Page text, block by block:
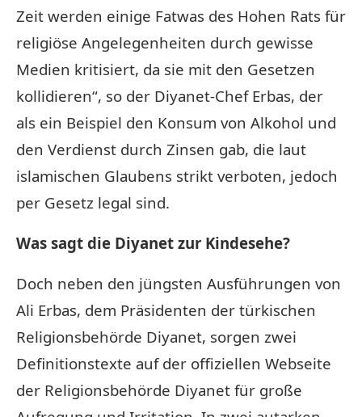
Zeit werden einige Fatwas des Hohen Rats für
religiöse Angelegenheiten durch gewisse
Medien kritisiert, da sie mit den Gesetzen
kollidieren“, so der Diyanet-Chef Erbas, der
als ein Beispiel den Konsum von Alkohol und
den Verdienst durch Zinsen gab, die laut
islamischen Glaubens strikt verboten, jedoch
per Gesetz legal sind.
Was sagt die Diyanet zur Kindesehe?
Doch neben den jüngsten Ausführungen von
Ali Erbas, dem Präsidenten der türkischen
Religionsbehörde Diyanet, sorgen zwei
Definitionstexte auf der offiziellen Webseite
der Religionsbehörde Diyanet für große